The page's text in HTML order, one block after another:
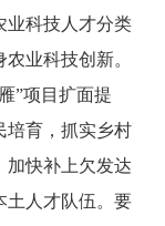
业科技人才分类
业科技创新。
”项目扩面提
培育，抓实乡村
加快补上欠发达
土人才队伍。要